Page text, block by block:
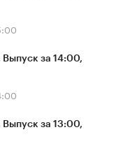
Выпуск за 14:00,
Выпуск за 13:00,